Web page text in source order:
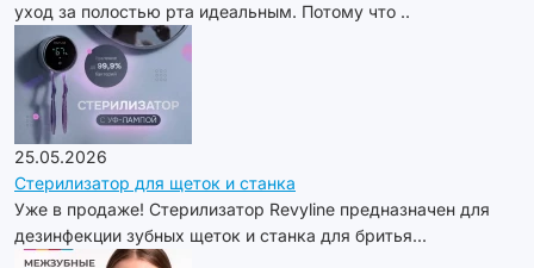
уход за полостью рта идеальным. Потому что ..
25.05.2026
Стерилизатор для щеток и станка
Уже в продаже! Стерилизатор Revyline предназначен для
дезинфекции зубных щеток и станка для бритья...